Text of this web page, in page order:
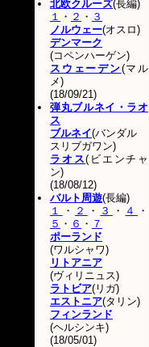
北欧クルーズ(長編)
１ ・ ２ ・ ３
ノルウェー(オスロ)
デンマーク
(コペンハーゲン)
スウェーデン(マル
メ)
(18/09/21)
弾丸ブルネイ・ラオ
ス
ブルネイ(バンダル
スリブガワン)
ラオス(ビエンチャ
ン)
(18/08/12)
バルト周遊(長編)
１
・ ２ ・ ３ ・ ４
・
５ ・ ６ ・ ７
ポーランド
(ワルシャワ)
リトアニア
(ヴィリニュス)
ラトビア(リガ)
エストニア(タリン)
フィンランド
(ヘルシンキ)
(18/05/01)